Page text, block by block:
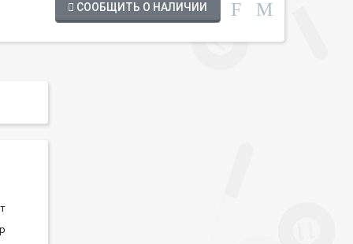
СООБЩИТЬ О НАЛИЧИИ